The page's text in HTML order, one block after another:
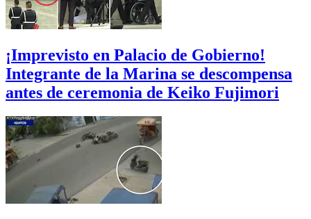
¡Imprevisto en Palacio de Gobierno!
Integrante de la Marina se descompensa
antes de ceremonia de Keiko Fujimori